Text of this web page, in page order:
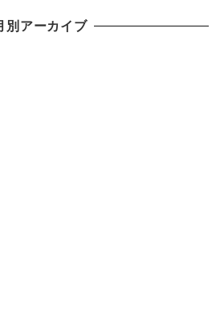
別アーカイブ